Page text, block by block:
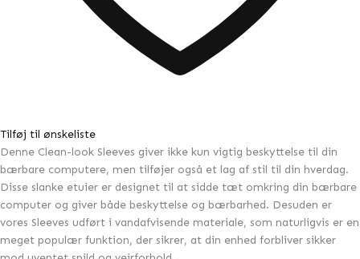
Tilføj til ønskeliste
Denne Clean-look Sleeves giver ikke kun vigtig beskyttelse til din
bærbare computere, men tilføjer også et lag af stil til din hverdag.
Disse slanke etuier er designet til at sidde tæt omkring din bærbare
computer og giver både beskyttelse og bærbarhed. Desuden er
vores Sleeves udført i vandafvisende materiale, som naturligvis er en
meget populær funktion, der sikrer, at din enhed forbliver sikker